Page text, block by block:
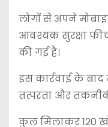
लोगों से अपने
आवश्यक सुरक्षा
की गई है।
इस कार्रवाई के
तत्परता और
कुल मिलाकर 120